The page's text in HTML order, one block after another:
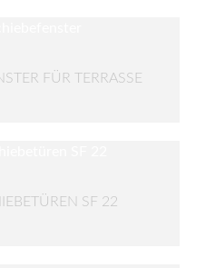
FÜR TERRASSE
SF 22